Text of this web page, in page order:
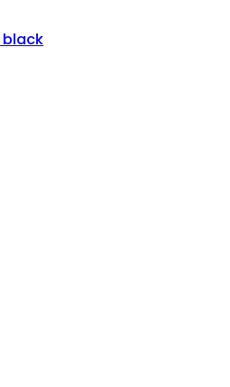
black